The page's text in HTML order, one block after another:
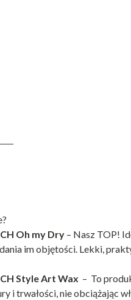
Oh my Dry – Nasz TOP!
im objętości. Lekki,
Style Art Wax – To
i trwałości, nie obciążając